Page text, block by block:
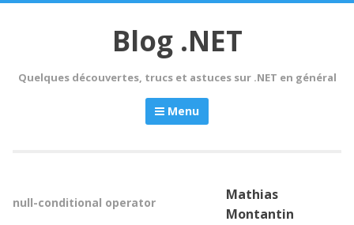
Blog .NET
Quelques découvertes, trucs et astuces sur .NET en général
Menu
null-conditional operator
Mathias
Montantin